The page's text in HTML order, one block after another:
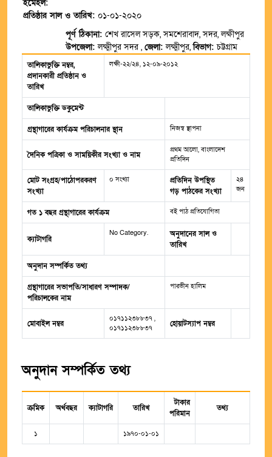
ইমেইল:
প্রতিষ্ঠার সাল ও তারিখ: ০১-০১-২০২০
পূর্ণ ঠিকানা: শেখ রাসেল সড়ক, সমশেরাবাদ, সদর, লক্ষীপুর
উপজেলা:লক্ষ্মীপুর সদর , জেলা:লক্ষ্মীপুর,বিভাগ:চট্টগ্রাম
তালিকাভুক্তি নম্বর,
প্রদানকারী প্রতিষ্ঠান ও
তারিখ
লক্ষী-২২/২৪, ১২-০৯-২০১২
তালিকাভুক্তি ডকুমেন্ট
গ্রন্থাগারের কার্যক্রম পরিচালনার স্থান নিজস্ব স্থাপনা
দৈনিক পত্রিকা ও সাময়িকীর সংখ্যা ও নাম
প্রথম আলো, বাংলাদেশ
প্রতিদিন
মোট সংগ্রহ/পাঠোপরকরণ
সংখ্যা
০ সংখ্যা
প্রতিদিন উপস্থিত
গড় পাঠকের সংখ্যা
২৪
জন
গত ১ বছর গ্রন্থাগারের কার্যক্রম বই পাঠ প্রতিযোগিতা
ক্যাটাগরি
No Category.
অনুদানের সাল ও
তারিখ
অনুদান সম্পর্কিত তথ্য
গ্রন্থাগারের সভাপতি/সাধারণ সম্পাদক/
পরিচালকের নাম
পারভীন হালিম
মোবাইল নম্বর
০১৭১১২৩৮৮৩৭ ,
০১৭১১২৩৮৮৩৭
হোয়াটস্যাপ নম্বর
অনুদান সম্পর্কিত তথ্য
ক্রমিক অর্থবছর ক্যাটাগরি তারিখ
টাকার
পরিমান
তথ্য
১ ১৯৭০-০১-০১